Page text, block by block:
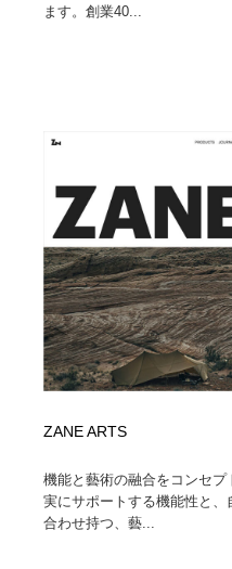
ます。創業40...
ZANE ARTS
機能と藝術の融合をコンセ
実にサポートする機能性と
合わせ持つ、藝...